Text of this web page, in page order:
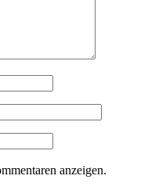
anzeigen.